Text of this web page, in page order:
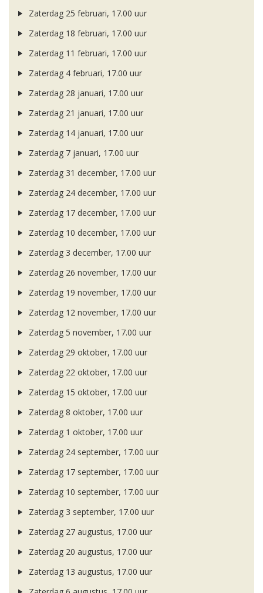
Zaterdag 25 februari, 17.00 uur
Zaterdag 18 februari, 17.00 uur
Zaterdag 11 februari, 17.00 uur
Zaterdag 4 februari, 17.00 uur
Zaterdag 28 januari, 17.00 uur
Zaterdag 21 januari, 17.00 uur
Zaterdag 14 januari, 17.00 uur
Zaterdag 7 januari, 17.00 uur
Zaterdag 31 december, 17.00 uur
Zaterdag 24 december, 17.00 uur
Zaterdag 17 december, 17.00 uur
Zaterdag 10 december, 17.00 uur
Zaterdag 3 december, 17.00 uur
Zaterdag 26 november, 17.00 uur
Zaterdag 19 november, 17.00 uur
Zaterdag 12 november, 17.00 uur
Zaterdag 5 november, 17.00 uur
Zaterdag 29 oktober, 17.00 uur
Zaterdag 22 oktober, 17.00 uur
Zaterdag 15 oktober, 17.00 uur
Zaterdag 8 oktober, 17.00 uur
Zaterdag 1 oktober, 17.00 uur
Zaterdag 24 september, 17.00 uur
Zaterdag 17 september, 17.00 uur
Zaterdag 10 september, 17.00 uur
Zaterdag 3 september, 17.00 uur
Zaterdag 27 augustus, 17.00 uur
Zaterdag 20 augustus, 17.00 uur
Zaterdag 13 augustus, 17.00 uur